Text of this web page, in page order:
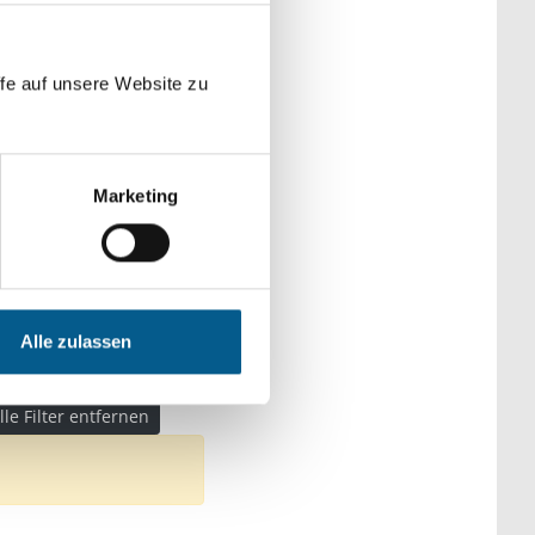
auf unsere Website zu
Marketing
Alle zulassen
Kategorien
& Familie
Themen: Kunst & Kultur
Filter entfernen